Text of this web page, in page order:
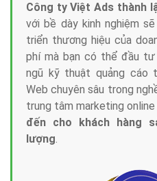
Công ty Việt Ads thành
với bề dày kinh nghiệm
triển thương hiệu của
phí mà bạn có thể đầu
ngũ kỹ thuật quảng cáo
Web chuyên sâu trong
trung tâm marketing online
đến cho khách hàng
lượng.